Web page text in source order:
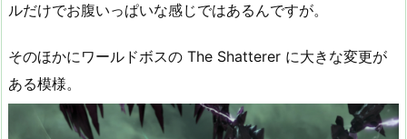
ルだけでお腹いっぱいな感じではあるんですが。
そのほかにワールドボスの The Shatterer に大きな変更が
ある模様。